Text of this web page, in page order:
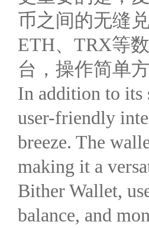
币之间的无缝
ETH、TRX等
台，操作简单
In addition to its
user-friendly
breeze. The
making it a
Bither Wallet,
balance, and